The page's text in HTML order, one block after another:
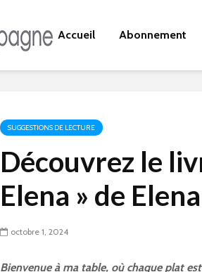
Accueil Abonnement
SUGGESTIONS DE LECTURE
Découvrez le
Elena » de
octobre 1, 2024
Bienvenue à ma table, où chaque plat